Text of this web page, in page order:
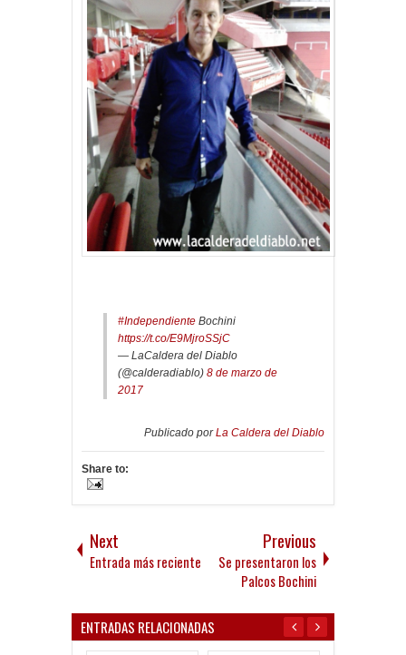
#Independiente Bochini
https://t.co/E9MjroSSjC
— LaCaldera del Diablo
(@calderadiablo) 8 de marzo de
2017
Publicado porLa Caldera del Diablo
Share to:
Next
Entrada más reciente
Previous
Se presentaron los
Palcos Bochini
ENTRADAS RELACIONADAS